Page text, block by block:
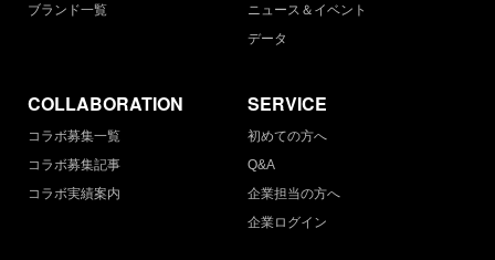
ブランド一覧
ニュース＆イベント
データ
COLLABORATION
コラボ募集一覧
コラボ募集記事
コラボ実績案内
SERVICE
初めての方へ
Q&A
企業担当の方へ
企業ログイン